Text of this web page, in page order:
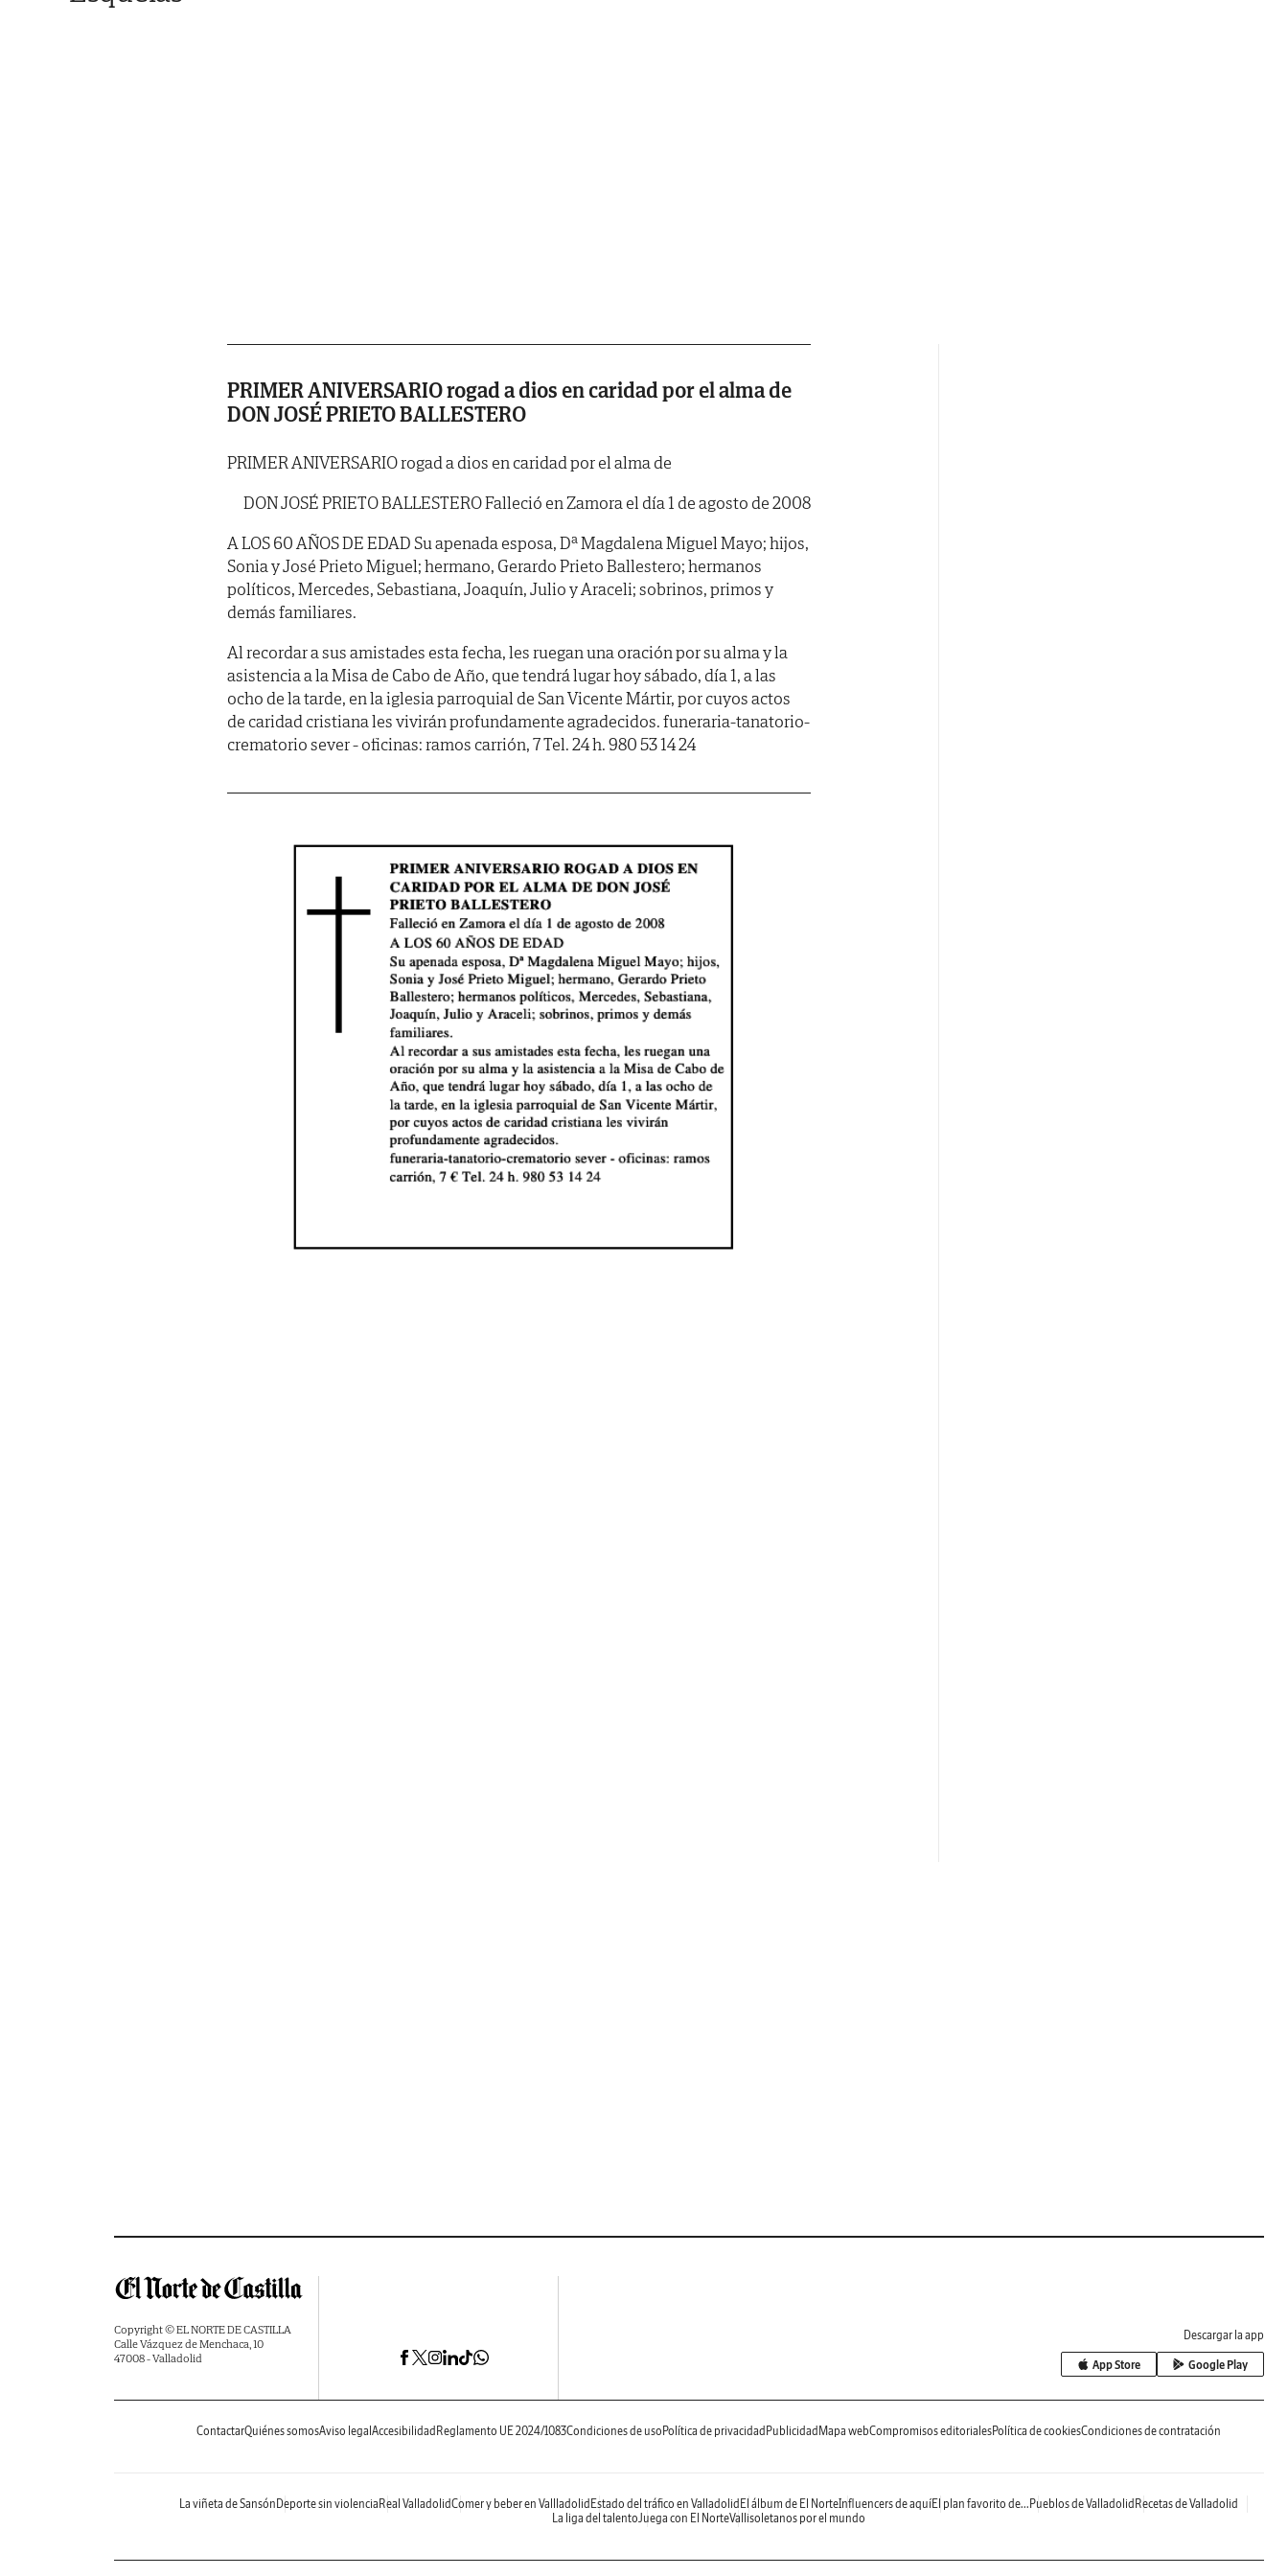
PRIMER ANIVERSARIO rogad a dios en caridad por el alma de
DON JOSÉ PRIETO BALLESTERO
PRIMER ANIVERSARIO rogad a dios en caridad por el alma de
DON JOSÉ PRIETO BALLESTERO Falleció en Zamora el día 1 de agosto de 2008
A LOS 60 AÑOS DE EDAD Su apenada esposa, Dª Magdalena Miguel Mayo; hijos,
Sonia y José Prieto Miguel; hermano, Gerardo Prieto Ballestero; hermanos
políticos, Mercedes, Sebastiana, Joaquín, Julio y Araceli; sobrinos, primos y
demás familiares.
Al recordar a sus amistades esta fecha, les ruegan una oración por su alma y la
asistencia a la Misa de Cabo de Año, que tendrá lugar hoy sábado, día 1, a las
ocho de la tarde, en la iglesia parroquial de San Vicente Mártir, por cuyos actos
de caridad cristiana les vivirán profundamente agradecidos. funeraria-tanatorio-
crematorio sever - oficinas: ramos carrión, 7 Tel. 24 h. 980 53 14 24
Copyright © EL NORTE DE CASTILLA
Calle Vázquez de Menchaca, 10
47008 - Valladolid
Descargar la app
App Store Google Play
ContactarQuiénes somosAviso legal Accesibilidad Reglamento UE 2024/1083Condiciones de uso Política de privacidad Publicidad Mapa webCompromisos editorialesPolítica de cookiesCondiciones de contratación
La viñeta de Sansón Deporte sin violencia Real ValladolidComer y beber en Vallladolid Estado del tráfico en Valladolid El álbum de El NorteInfluencers de aquíEl plan favorito de... Pueblos de Valladolid Recetas de Valladolid
La liga del talentoJuega con El NorteVallisoletanos por el mundo